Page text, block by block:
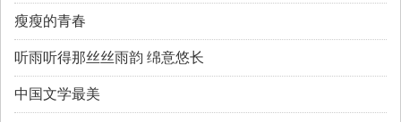
瘦瘦的青春
听雨听得那丝丝雨韵 绵意悠长
中国文学最美